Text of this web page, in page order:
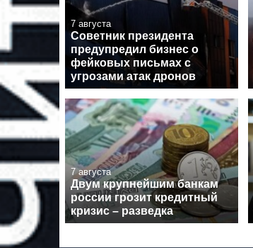
7 августа
Советник президента
предупредил бизнес о
фейковых письмах с
угрозами атак дронов
7 августа
Двум крупнейшим банкам
россии грозит кредитный
кризис – разведка